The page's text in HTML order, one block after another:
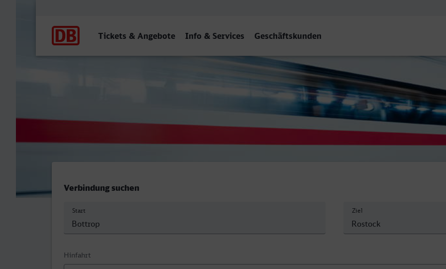
Tickets & Angebote Info & Services Geschäftskunden
Verbindung suchen
Start Ziel
Hinfahrt